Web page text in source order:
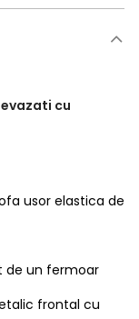
cu
usor elastica de
de un fermoar
frontal cu